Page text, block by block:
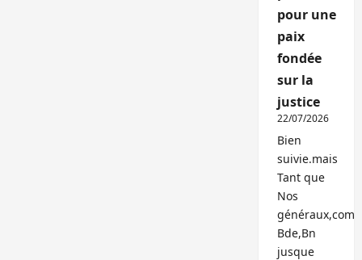
pour une
paix
fondée
sur la
justice
22/07/2026
Bien
suivie.mais
Tant que
Nos
généraux,com
Bde,Bn
jusque